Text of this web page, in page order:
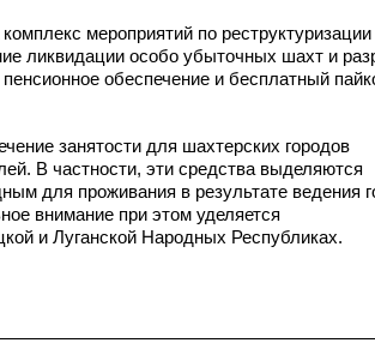
мероприятий по реструктуризации
ликвидации особо убыточных шахт и
обеспечение и бесплатный
занятости для шахтерских городов
В частности, эти средства выделяются
для проживания в результате ведения
внимание при этом уделяется
и Луганской Народных Республиках.